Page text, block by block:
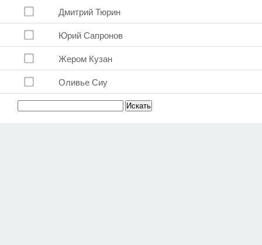
Дмитрий Тюрин
Юрий Сапронов
Жером Кузан
Оливье Сиу